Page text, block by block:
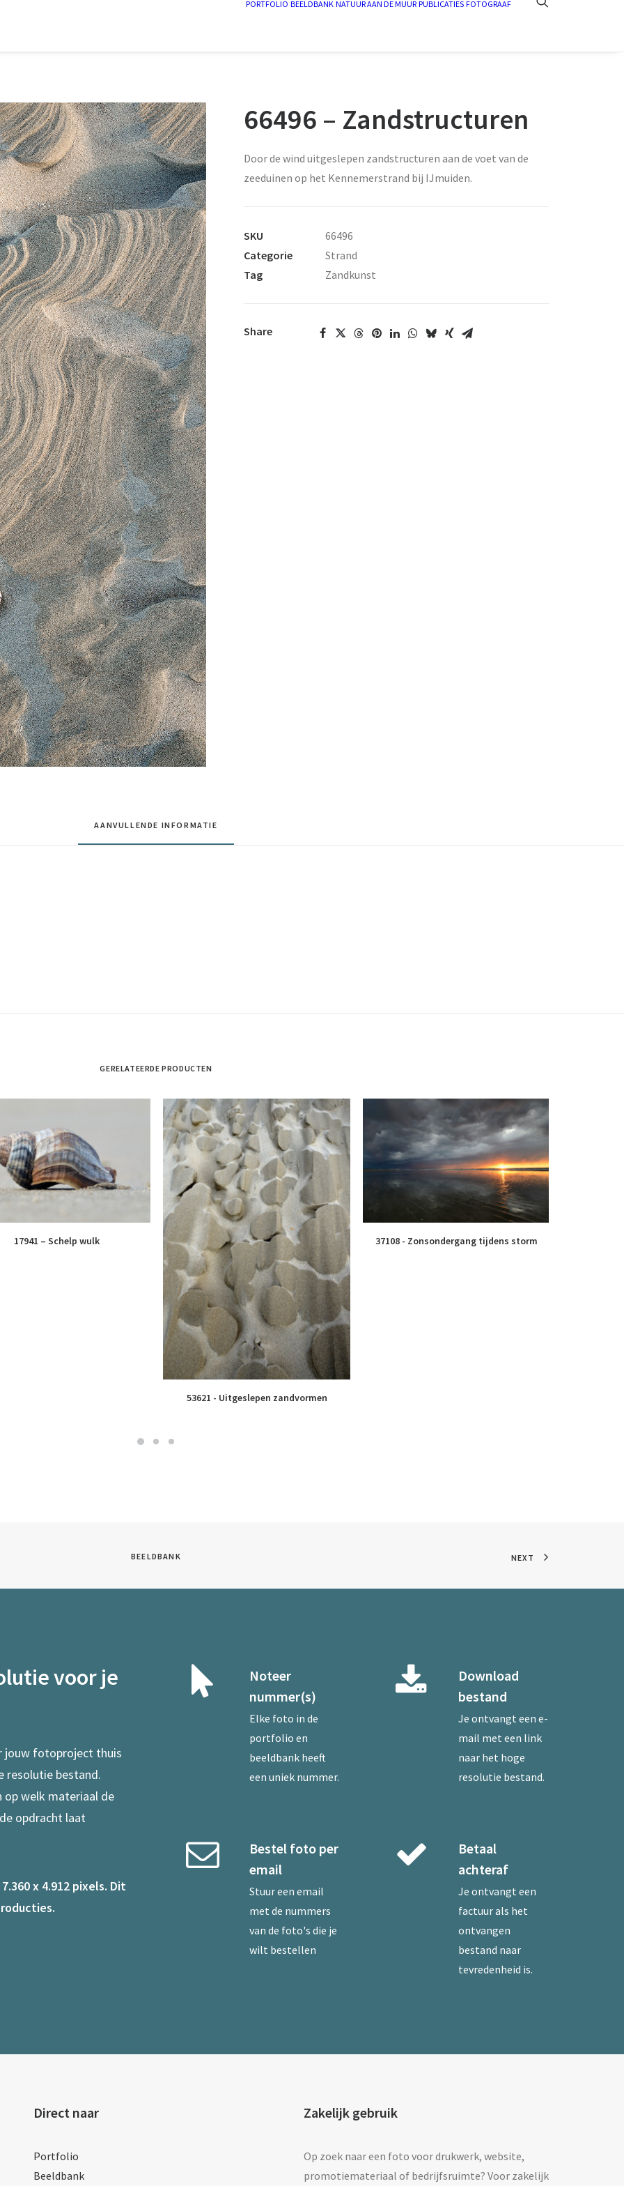
PORTFOLIO BEELDBANK NATUUR AAN DE MUUR PUBLICATIES FOTOGRAAF
66496 – Zandstructuren
Door de wind uitgeslepen zandstructuren aan de voet van de
zeeduinen op het Kennemerstrand bij IJmuiden.
SKU
66496
Categorie
Strand
Tag
Zandkunst
Share
AANVULLENDE INFORMATIE
GERELATEERDE PRODUCTEN
17941 – Schelp wulk
53621 - Uitgeslepen zandvormen
37108 - Zonsondergang tijdens storm
BEELDBANK NEXT
voor je
jouw fotoproject thuis
resolutie bestand.
op welk materiaal de
opdracht laat
x 4.912 pixels. Dit
Noteer
nummer(s)
Elke foto in de
portfolio en
beeldbank heeft
een uniek nummer.
Bestel foto per
email
Stuur een email
met de nummers
van de foto's die je
wilt bestellen
Download
bestand
Je ontvangt een e-
mail met een link
naar het hoge
resolutie bestand.
Betaal
achteraf
Je ontvangt een
factuur als het
ontvangen
bestand naar
tevredenheid is.
Direct naar
Portfolio
Beeldbank
Zakelijk gebruik
Op zoek naar een foto voor drukwerk, website,
promotiemateriaal of bedrijfsruimte? Voor zakelijk